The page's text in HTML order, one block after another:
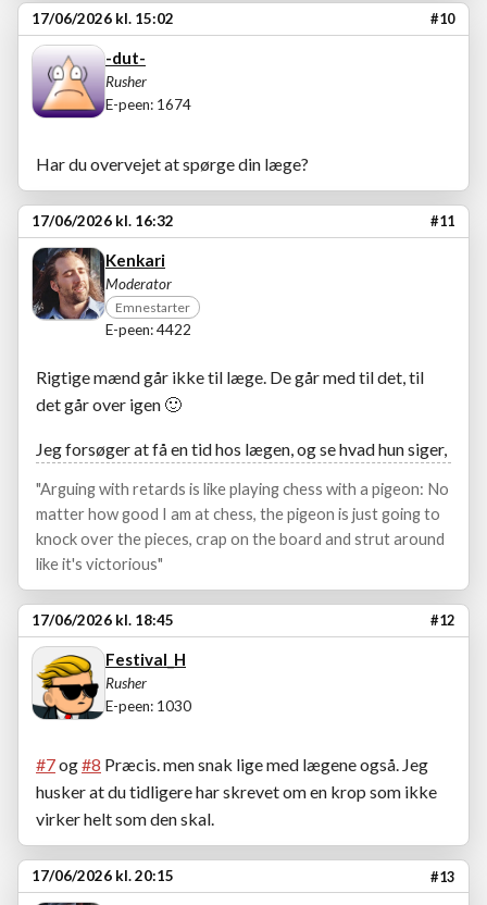
17/06/2026 kl. 15:02 #10
-dut-
Rusher
E-peen: 1674
Har du overvejet at spørge din læge?
17/06/2026 kl. 16:32 #11
Kenkari
Moderator
Emnestarter
E-peen: 4422
Rigtige mænd går ikke til læge. De går med til det, til
det går over igen 🙂
Jeg forsøger at få en tid hos lægen, og se hvad hun siger,
"Arguing with retards is like playing chess with a pigeon: No
matter how good I am at chess, the pigeon is just going to
knock over the pieces, crap on the board and strut around
like it's victorious"
17/06/2026 kl. 18:45 #12
Festival_H
Rusher
E-peen: 1030
#7og#8 Præcis. men snak lige med lægene også. Jeg
husker at du tidligere har skrevet om en krop som ikke
virker helt som den skal.
17/06/2026 kl. 20:15 #13